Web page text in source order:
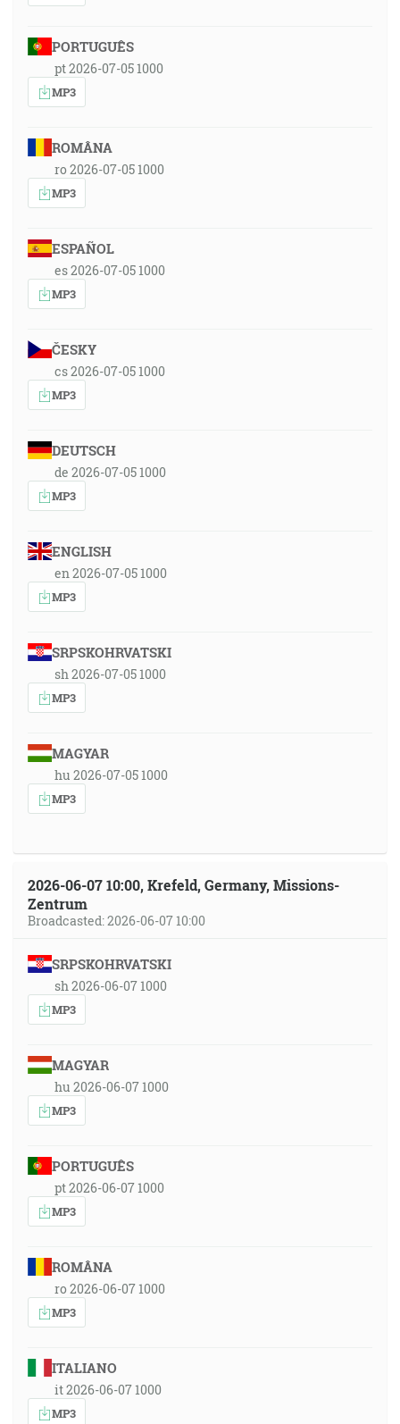
PORTUGUÊS
pt 2026-07-05 1000
MP3
ROMÂNA
ro 2026-07-05 1000
MP3
ESPAÑOL
es 2026-07-05 1000
MP3
ČESKY
cs 2026-07-05 1000
MP3
DEUTSCH
de 2026-07-05 1000
MP3
ENGLISH
en 2026-07-05 1000
MP3
SRPSKOHRVATSKI
sh 2026-07-05 1000
MP3
MAGYAR
hu 2026-07-05 1000
MP3
2026-06-07 10:00, Krefeld, Germany, Missions-
Zentrum
Broadcasted: 2026-06-07 10:00
SRPSKOHRVATSKI
sh 2026-06-07 1000
MP3
MAGYAR
hu 2026-06-07 1000
MP3
PORTUGUÊS
pt 2026-06-07 1000
MP3
ROMÂNA
ro 2026-06-07 1000
MP3
ITALIANO
it 2026-06-07 1000
MP3